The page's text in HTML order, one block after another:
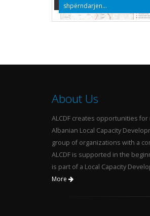
shpërndarjen...
About Us
ALCDF creates opportunities
Albanian Local Capacity
group of organizations with a
ALCDF is supported in the
is part of a Local Capacity
More